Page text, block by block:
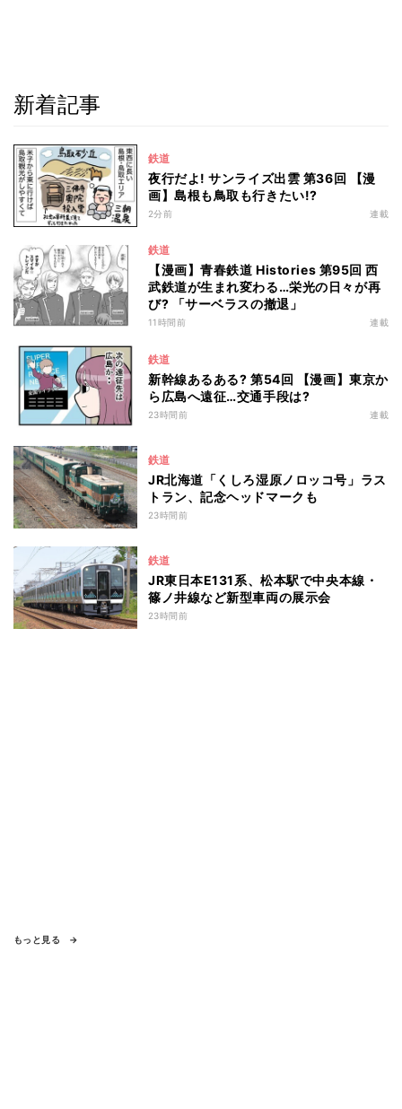
新着記事
鉄道
夜行だよ! サンライズ出雲 第36回 【漫
画】島根も鳥取も行きたい!?
2分前 連載
鉄道
【漫画】青春鉄道 Histories 第95回 西
武鉄道が生まれ変わる…栄光の日々が再
び? 「サーベラスの撤退」
11時間前 連載
鉄道
新幹線あるある? 第54回 【漫画】東京か
ら広島へ遠征…交通手段は?
23時間前 連載
鉄道
JR北海道「くしろ湿原ノロッコ号」ラス
トラン、記念ヘッドマークも
23時間前
鉄道
JR東日本E131系、松本駅で中央本線・
篠ノ井線など新型車両の展示会
23時間前
もっと見る